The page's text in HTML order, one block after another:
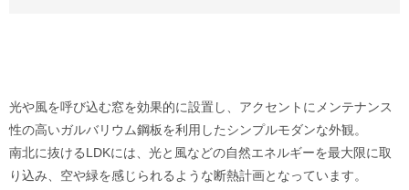
光や風を呼び込む窓を効果的に設置し、アクセントにメンテナンス
性の高いガルバリウム鋼板を利用したシンプルモダンな外観。
南北に抜けるLDKには、光と風などの自然エネルギーを最大限に取
り込み、空や緑を感じられるような断熱計画となっています。